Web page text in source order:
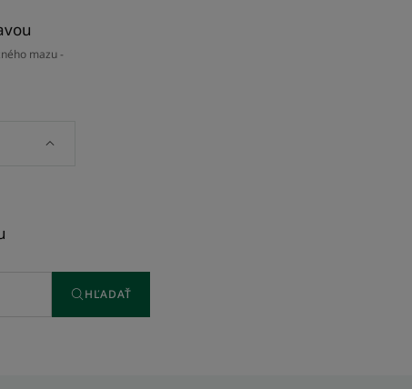
mazu -
HĽADAŤ